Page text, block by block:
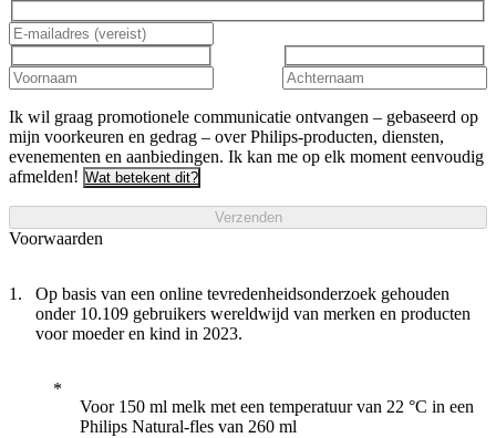
Ik wil graag promotionele communicatie ontvangen – gebaseerd op
mijn voorkeuren en gedrag – over Philips-producten, diensten,
evenementen en aanbiedingen. Ik kan me op elk moment eenvoudig
afmelden! Wat betekent dit?
Verzenden
Voorwaarden
Op basis van een online tevredenheidsonderzoek gehouden
onder 10.109 gebruikers wereldwijd van merken en producten
voor moeder en kind in 2023.
Voor 150 ml melk met een temperatuur van 22 °C in een
Philips Natural-fles van 260 ml